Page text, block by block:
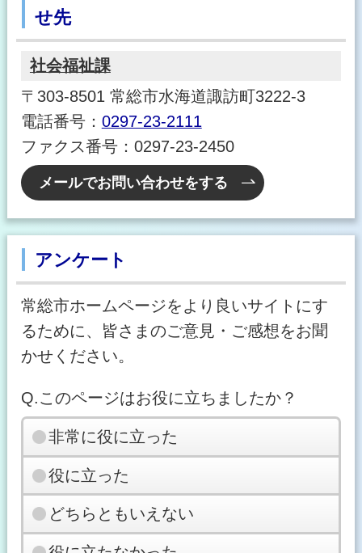
せ先
社会福祉課
〒303-8501 常総市水海道諏訪町3222-3
電話番号： 0297-23-2111
ファクス番号：0297-23-2450
メールでお問い合わせをする
アンケート
常総市ホームページをより良いサイトにす
るために、皆さまのご意見・ご感想をお聞
かせください。
Q.このページはお役に立ちましたか？
非常に役に立った
役に立った
どちらともいえない